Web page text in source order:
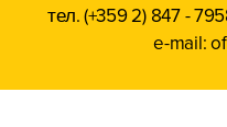
тел. (+359 2) 847 -
e-mail: